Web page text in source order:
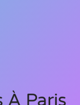
À Paris